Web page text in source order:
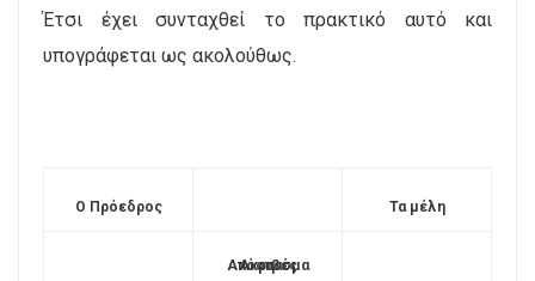
Έτσι έχει συνταχθεί το πρακτικό αυτό και
υπογράφεται ως ακολούθως.
Ο Πρόεδρος Τα μέλη
Ακριβές Απόσπασμα